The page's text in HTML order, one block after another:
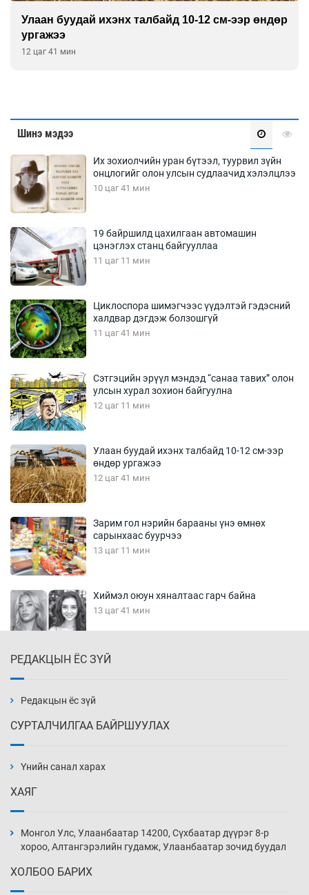
Улаан буудай ихэнх талбайд 10-12 см-ээр өндөр
ургажээ
12 цаг 41 мин
Шинэ мэдээ
Их зохиолчийн уран бүтээл, туурвил зүйн
онцлогийг олон улсын судлаачид хэлэлцлээ
10 цаг 41 мин
19 байршилд цахилгаан автомашин
цэнэглэх станц байгууллаа
11 цаг 11 мин
Циклоспора шимэгчээс үүдэлтэй гэдэсний
халдвар дэгдэж болзошгүй
11 цаг 41 мин
Сэтгэцийн эрүүл мэндэд “санаа тавих” олон
улсын хурал зохион байгуулна
12 цаг 11 мин
Улаан буудай ихэнх талбайд 10-12 см-ээр
өндөр ургажээ
12 цаг 41 мин
Зарим гол нэрийн барааны үнэ өмнөх
сарынхаас буурчээ
13 цаг 11 мин
Хиймэл оюун хяналтаас гарч байна
13 цаг 41 мин
14 цаг 11 мин
нэмэгджээ
14 цаг 41 мин
РЕДАКЦЫН ЁС ЗҮЙ
Редакцын ёс зүй
СУРТАЛЧИЛГАА БАЙРШУУЛАХ
Үнийн санал харах
ХАЯГ
Монгол Улс, Улаанбаатар 14200, Сүхбаатар дүүрэг 8-р
хороо, Алтангэрэлийн гудамж, Улаанбаатар зочид буудал
ХОЛБОО БАРИХ